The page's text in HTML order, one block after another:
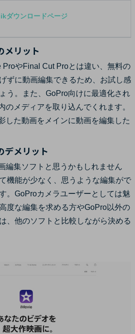
ダウンロードページ
リット
ProやFinal Cut Proとは違い、無料の
ずに動画編集できるため、お試し感
う。また、GoPro向けに最適化され
のメディアを取り込んでくれます。
した動画をメインに動画を編集した
メリット
編集ソフトと思うかもしれません
機能が少なく、思うような編集がで
。GoProカメラユーザーとしては魅
度な編集を求める方やGoPro以外の
、他のソフトと比較しながら決める